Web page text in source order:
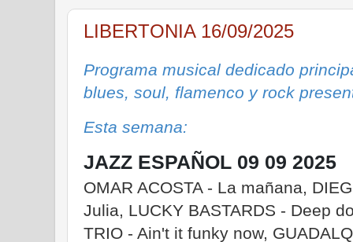
LIBERTONIA 16/09/2025
Programa musical dedicado
blues, soul, flamenco y rock
Esta semana:
JAZZ ESPAÑOL 09 09 2025
OMAR ACOSTA - La mañana,
Julia, LUCKY BASTARDS - Deep
TRIO - Ain't it funky now,